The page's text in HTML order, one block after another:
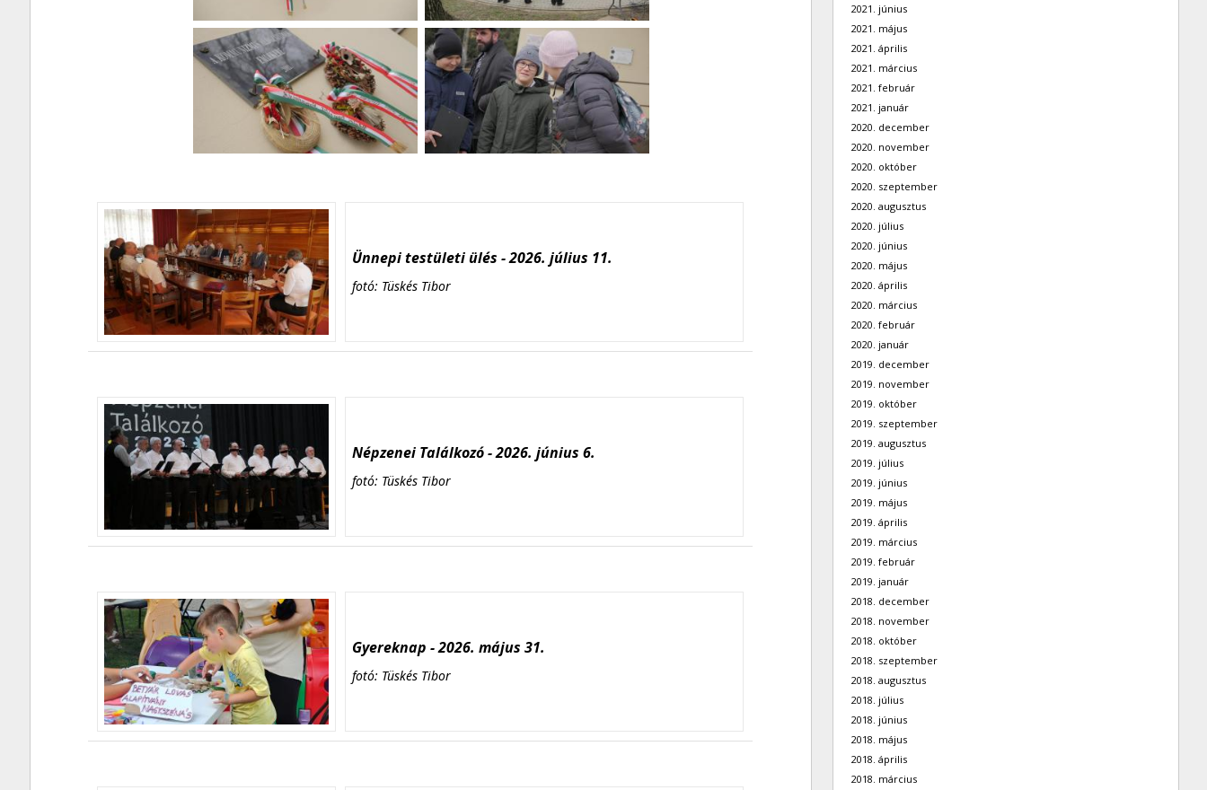
Ünnepi testületi ülés - 2026. július 11.
fotó: Tüskés Tibor
Népzenei Találkozó - 2026. június 6.
fotó: Tüskés Tibor
Gyereknap - 2026. május 31.
fotó: Tüskés Tibor
2021. június
2021. május
2021. április
2021. március
2021. február
2021. január
2020. december
2020. november
2020. október
2020. szeptember
2020. augusztus
2020. július
2020. június
2020. május
2020. április
2020. március
2020. február
2020. január
2019. december
2019. november
2019. október
2019. szeptember
2019. augusztus
2019. július
2019. június
2019. május
2019. április
2019. március
2019. február
2019. január
2018. december
2018. november
2018. október
2018. szeptember
2018. augusztus
2018. július
2018. június
2018. május
2018. április
2018. március